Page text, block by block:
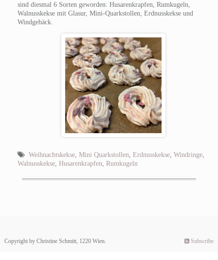
sind diesmal 6 Sorten geworden: Husarenkrapfen, Rumkugeln,
Walnusskekse mit Glasur, Mini-Quarkstollen, Erdnusskekse und
Windgebäck.
Weihnachtskekse, Mini Quarkstollen Erdnusskekse, Windringe,
Walnusskekse, Husarenkrapfen Rumkugeln
Copyright by Christine Schmitt, 1220 Wien. Subscribe